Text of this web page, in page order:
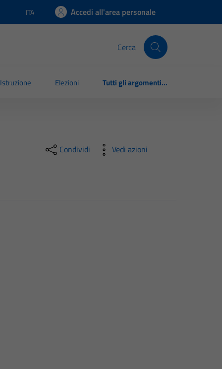
Lingua attiva:
ITA Accedi all'area personale
Cerca
Istruzione Elezioni Tutti gli argomenti...
Condividi Vedi azioni